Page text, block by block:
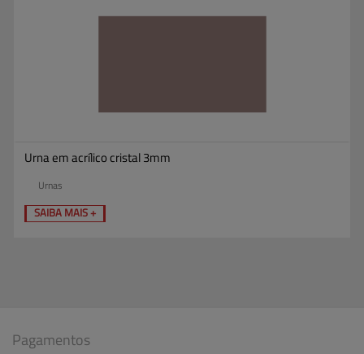
Urna em acrílico cristal 3mm
Urnas
SAIBA MAIS +
Pagamentos